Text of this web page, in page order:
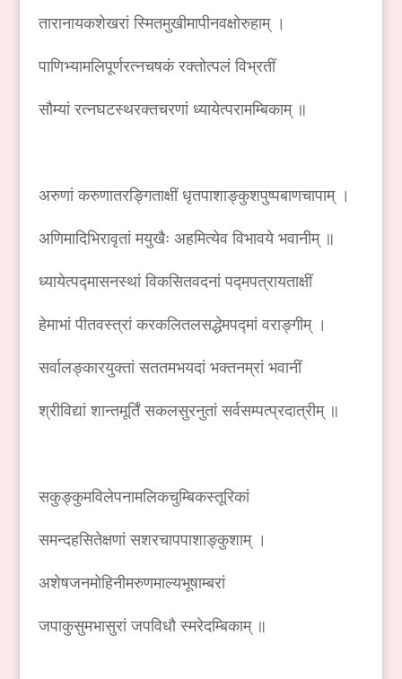
तारानायकशेखरां स्मितमुखीमापीनवक्षोरुहाम् ।
पाणिभ्यामलिपूर्णरत्नचषकं रक्तोत्पलं विभ्रतीं
सौम्यां रत्नघटस्थरक्तचरणां ध्यायेत्परामम्बिकाम् ॥
अरुणां करुणातरङ्गिताक्षीं धृतपाशाङ्कुशपुष्पबाणचापाम् ।
अणिमादिभिरावृतां मयुखैः अहमित्येव विभावये भवानीम् ॥
ध्यायेत्पद्मासनस्थां विकसितवदनां पद्मपत्रायताक्षीं
हेमाभां पीतवस्त्रां करकलितलसद्धेमपद्मां वराङ्गीम् ।
सर्वालङ्कारयुक्तां सततमभयदां भक्तनम्रां भवानीं
श्रीविद्यां शान्तमूर्तिं सकलसुरनुतां सर्वसम्पत्प्रदात्रीम् ॥
सकुङ्कुमविलेपनामलिकचुम्बिकस्तूरिकां
समन्दहसितेक्षणां सशरचापपाशाङ्कुशाम् ।
अशेषजनमोहिनीमरुणमाल्यभूषाम्बरां
जपाकुसुमभासुरां जपविधौ स्मरेदम्बिकाम् ॥